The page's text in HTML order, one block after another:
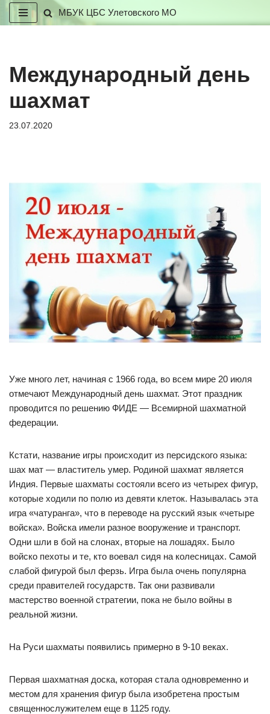
МБУК ЦБС Улетовского МО
Международный день
шахмат
23.07.2020
Уже много лет, начиная с 1966 года, во всем мире 20 июля
отмечают Международный день шахмат. Этот праздник
проводится по решению ФИДЕ — Всемирной шахматной
федерации.
Кстати, название игры происходит из персидского языка:
шах мат — властитель умер. Родиной шахмат является
Индия. Первые шахматы состояли всего из четырех фигур,
которые ходили по полю из девяти клеток. Называлась эта
игра «чатуранга», что в переводе на русский язык «четыре
войска». Войска имели разное вооружение и транспорт.
Одни шли в бой на слонах, вторые на лошадях. Было
войско пехоты и те, кто воевал сидя на колесницах. Самой
слабой фигурой был ферзь. Игра была очень популярна
среди правителей государств. Так они развивали
мастерство военной стратегии, пока не было войны в
реальной жизни.
На Руси шахматы появились примерно в 9-10 веках.
Первая шахматная доска, которая стала одновременно и
местом для хранения фигур была изобретена простым
священнослужителем еще в 1125 году.